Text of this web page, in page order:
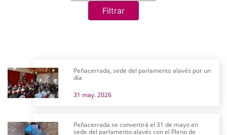
Filtrar
Peñacerrada, sede del parlamento alavés por un
día
31 may. 2026
Peñacerrada se convertirá el 31 de mayo en
sede del parlamento alavés con el Pleno de